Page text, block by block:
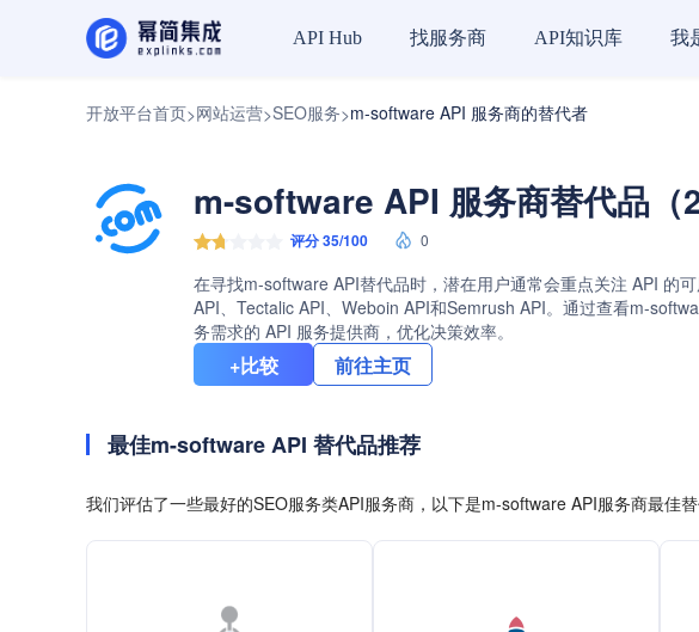
API Hub 找服务商 API知识库 我
开放平台首页>网站运营>SEO服务>m-software API 服务商的替代者
m-software API 服务商替代品（
评分 35/100 0
在寻找m-software API替代品时，潜在用户通常会重点关注 API 的
API、Tectalic API、Weboin API和Semrush API。通过查看m-
务需求的 API 服务提供商，优化决策效率。
+比较 前往主页
最佳m-software API 替代品推荐
我们评估了一些最好的SEO服务类API服务商，以下是m-software API服务商最佳替